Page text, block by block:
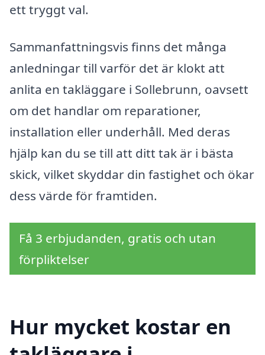
ett tryggt val.
Sammanfattningsvis finns det många
anledningar till varför det är klokt att
anlita en takläggare i Sollebrunn, oavsett
om det handlar om reparationer,
installation eller underhåll. Med deras
hjälp kan du se till att ditt tak är i bästa
skick, vilket skyddar din fastighet och ökar
dess värde för framtiden.
Få 3 erbjudanden, gratis och utan
förpliktelser
Hur mycket kostar en